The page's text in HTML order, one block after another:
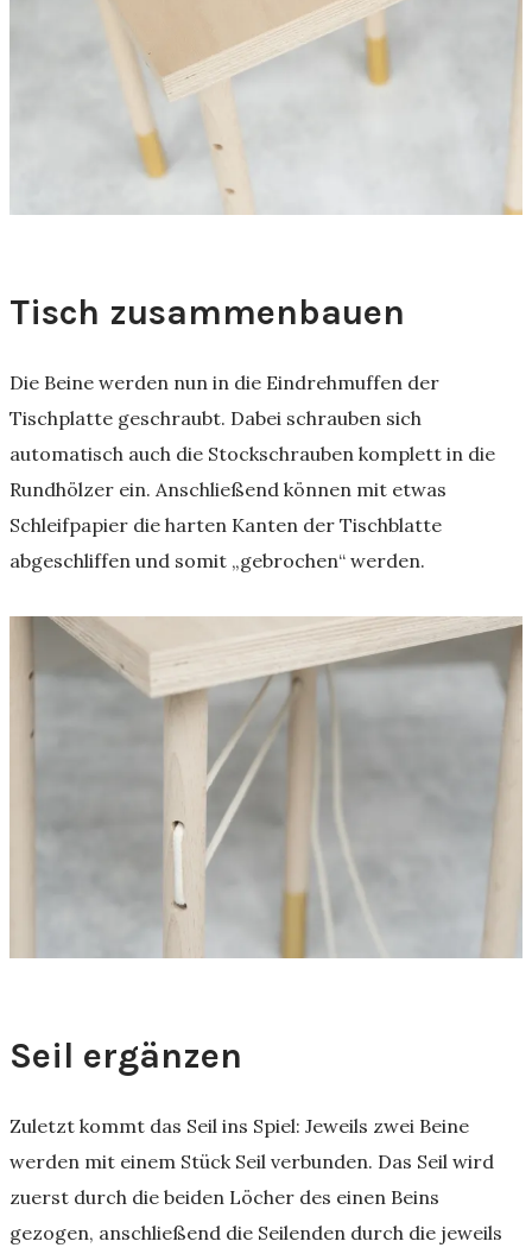
Tisch zusammenbauen
Die Beine werden nun in die Eindrehmuffen der
Tischplatte geschraubt. Dabei schrauben sich
automatisch auch die Stockschrauben komplett in die
Rundhölzer ein. Anschließend können mit etwas
Schleifpapier die harten Kanten der Tischblatte
abgeschliffen und somit „gebrochen“ werden.
Seil ergänzen
Zuletzt kommt das Seil ins Spiel: Jeweils zwei Beine
werden mit einem Stück Seil verbunden. Das Seil wird
zuerst durch die beiden Löcher des einen Beins
gezogen, anschließend die Seilenden durch die jeweils